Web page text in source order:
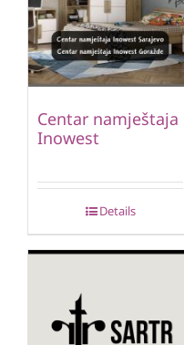
Centar namještaja
Inowest
Details